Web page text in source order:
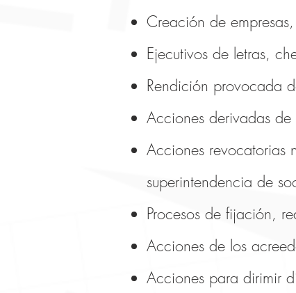
Creación de
Ejecutivos de letras,
Rendición provocada
Acciones derivadas
Acciones
superintendencia de
Procesos de fijación,
Acciones de los
Acciones para dirimir